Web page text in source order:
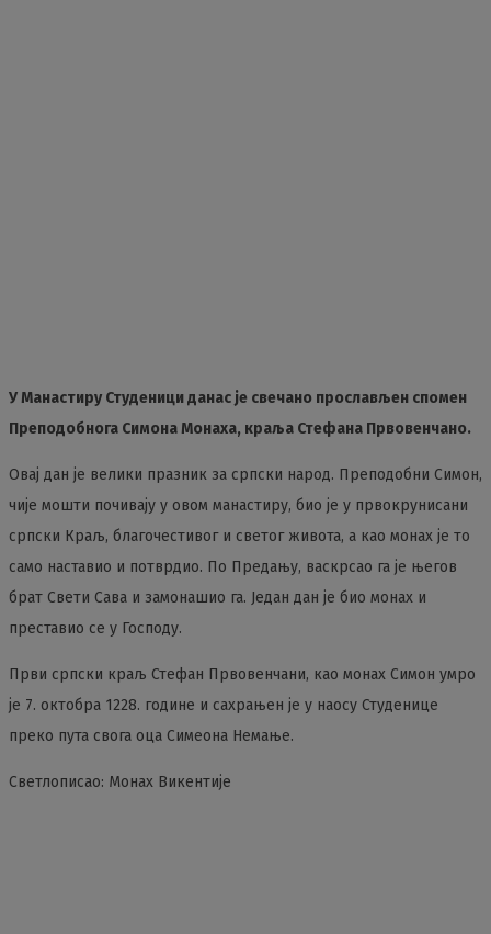
У Манастиру Студеници данас је свечано прослављен спомен
Преподобнога Симона Монаха, краља Стефана Првовенчано.
Овај дан је велики празник за српски народ. Преподобни Симон,
чије мошти почивају у овом манастиру, био је у првокрунисани
српски Краљ, благочестивог и светог живота, а као монах је то
само наставио и потврдио. По Предању, васкрсао га је његов
брат Свети Сава и замонашио га. Један дан је био монах и
преставио се у Господу.
Први српски краљ Стефан Првовенчани, као монах Симон умро
је 7. октобра 1228. године и сахрањен је у наосу Студенице
преко пута свога оца Симеона Немање.
Светлописао: Монах Викентије